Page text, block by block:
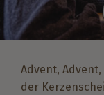
Advent,
der